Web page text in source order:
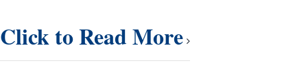
Click to Read More